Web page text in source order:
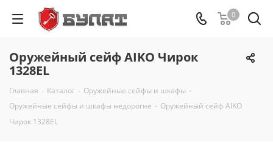
0
Оружейный сейф AIKO Чирок
1328EL
Главная - Каталог - Оружейные сейфы и шкафы -
Оружейные сейфы и шкафы недорогие - Оружейный сейф AIKO
Чирок 1328EL